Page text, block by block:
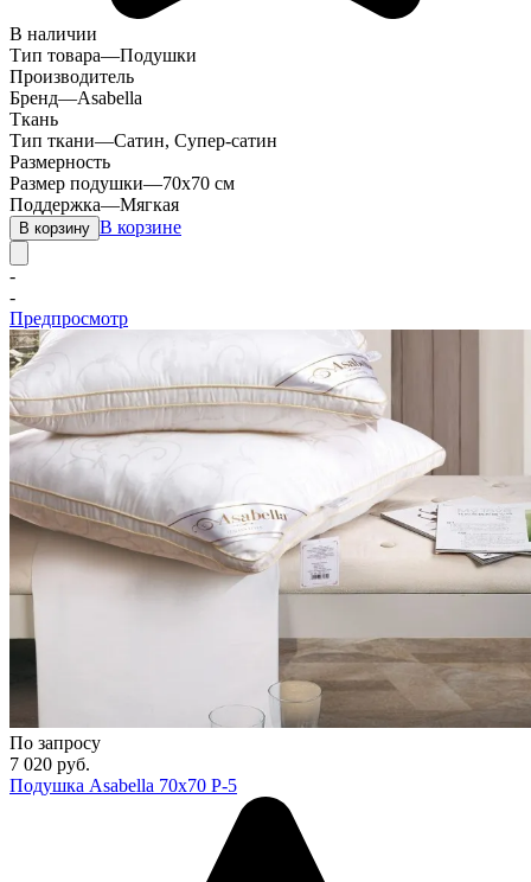
В наличии
Тип товара—Подушки
Производитель
Бренд—Asabella
Ткань
Тип ткани—Сатин, Супер-сатин
Размерность
Размер подушки—70х70 см
Поддержка—Мягкая
В корзину В корзине
-
-
Предпросмотр
По запросу
7 020 руб.
Подушка Asabella 70х70 P-5